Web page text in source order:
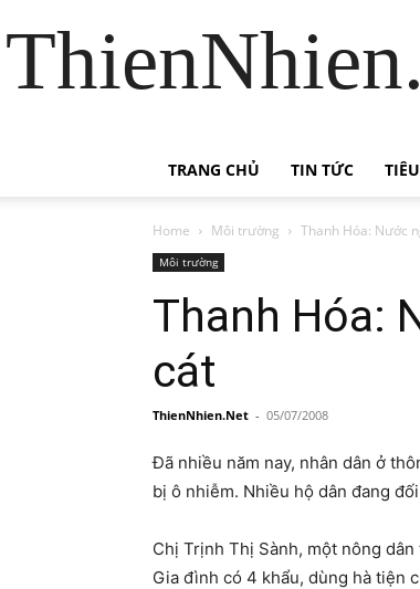
TRANG CHỦ TIN TỨC
Home Môi trường Thanh Hóa: Nước
Môi trường
Thanh Hóa:
cát
ThienNhien.Net - 05/07/2008
Đã nhiều năm nay, nhân dân ở
bị ô nhiễm. Nhiều hộ dân đang
Chị Trịnh Thị Sành, một nông
Gia đình có 4 khẩu, dùng hà tiện